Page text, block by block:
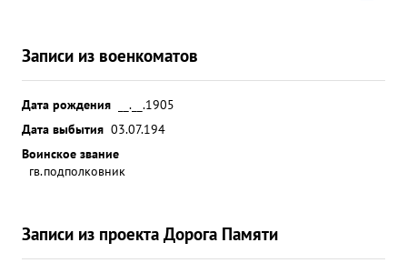
Записи из военкоматов
Дата рождения
__.__.1905
Дата выбытия 03.07.194
Воинское звание
гв.подполковник
Записи из проекта Дорога Памяти